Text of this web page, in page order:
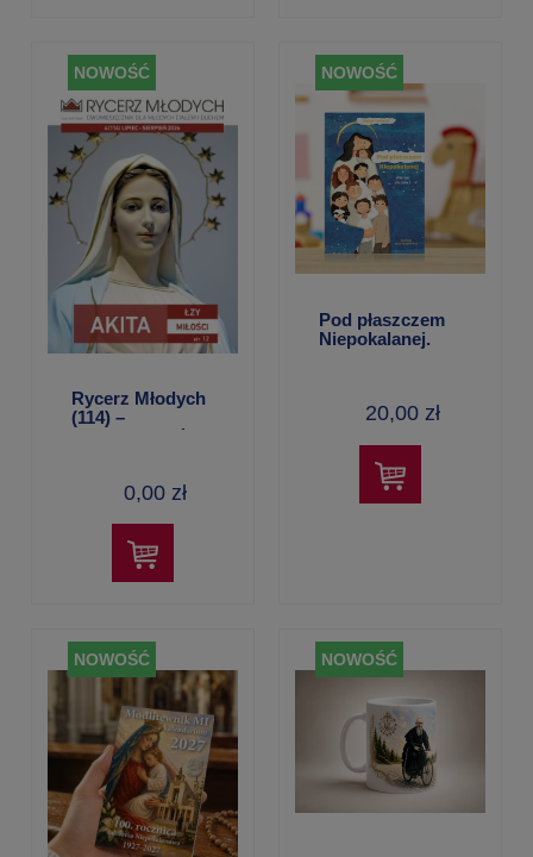
Rycerz Młodych
(114) –
lipiec/sierpień
0,00 zł
NOWOŚĆ
Pod płaszczem
Niepokalanej.
20,00 zł
NOWOŚĆ
NOWOŚĆ NOWOŚĆ